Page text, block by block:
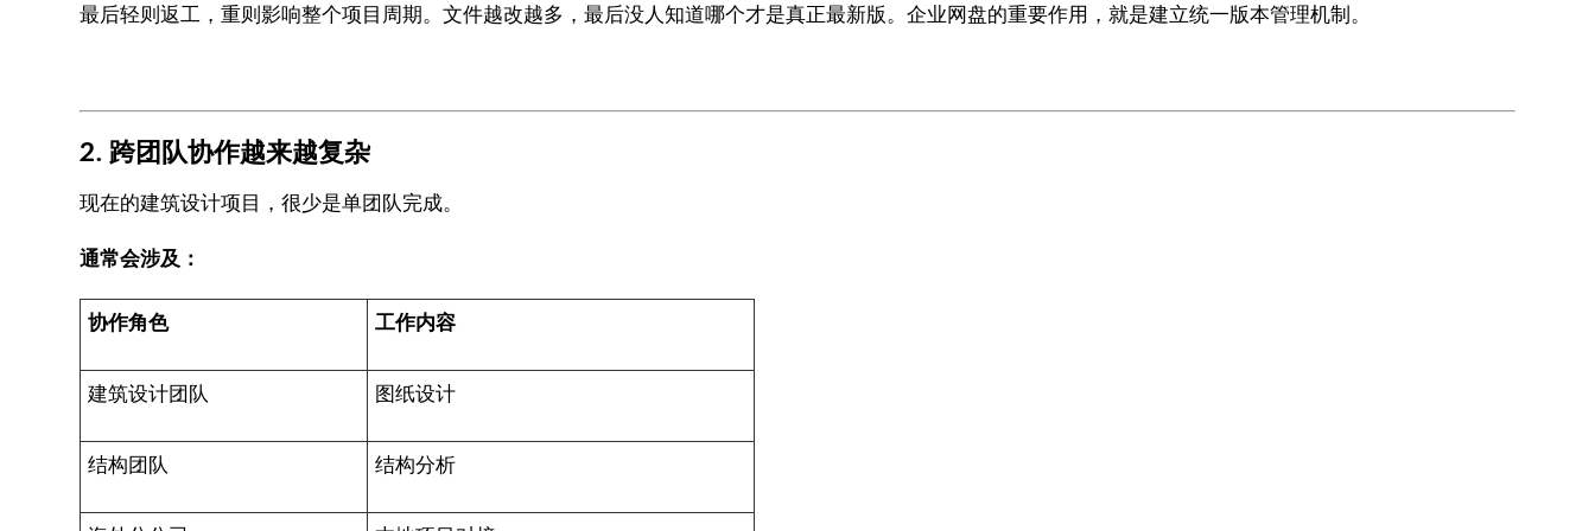
最后轻则返工，重则影响整个项目周期。文件越改越多，最后没人知道哪个才是真正最新版。企业网盘的重要作用，就是建立统一版本管理机制。
2. 跨团队协作越来越复杂
现在的建筑设计项目，很少是单团队完成。
通常会涉及：
协作角色 工作内容
建筑设计团队 图纸设计
结构团队 结构分析